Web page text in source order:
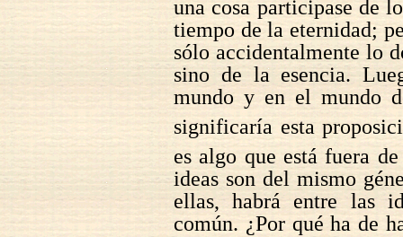
una cosa participase de
tiempo de la eternidad;
sólo accidentalmente lo
sino de la esencia.
mundo y en el mundo
significaría esta
es algo que está fuera
ideas son del mismo
ellas, habrá entre las
común. ¿Por qué ha de